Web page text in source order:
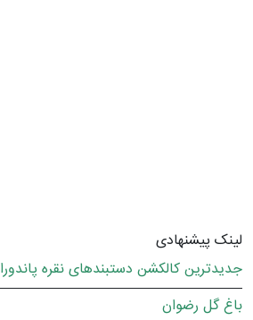
لینک پیشنهادی
جدیدترین کالکشن دستبندهای نقره پاندورا
باغ گل رضوان